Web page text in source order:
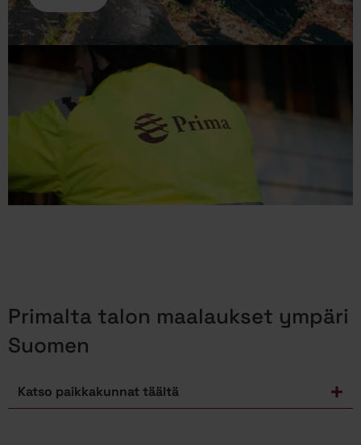
Primalta talon maalaukset ympäri
Suomen
Katso paikkakunnat täältä